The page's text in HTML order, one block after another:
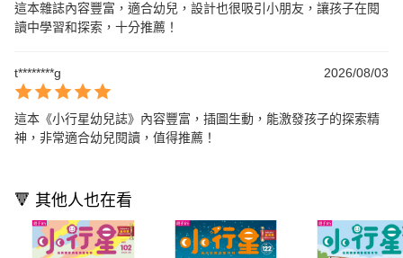
這本雜誌內容豐富，適合幼兒，設計也很吸引小朋友，讓孩子在閱
讀中學習和探索，十分推薦！
t********g 2026/08/03
這本《小行星幼兒誌》內容豐富，插圖生動，能激發孩子的探索精
神，非常適合幼兒閱讀，值得推薦！
🔻 其他人也在看